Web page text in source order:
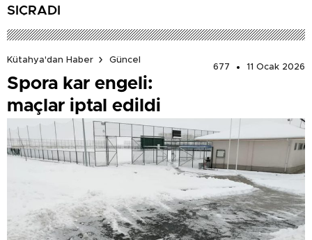
SIÇRADI
Kütahya'dan Haber
Güncel
677
11 Ocak 2026
Spora kar engeli:
maçlar iptal edildi